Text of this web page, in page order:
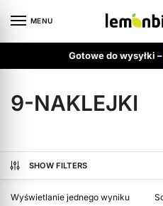
MENU
Gotowe do wysyłki –
9-NAKLEJKI
SHOW FILTERS
Wyświetlanie jednego wyniku